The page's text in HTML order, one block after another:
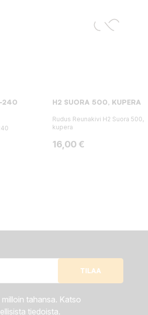
240
H2 SUORA 500, KUPERA
Rudus Reunakivi H2 Suora 500,
kupera
Hinta
16,00 €
tahansa. Katso
tiedoista.